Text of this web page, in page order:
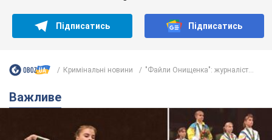
Українська гімнастка вразила президента США